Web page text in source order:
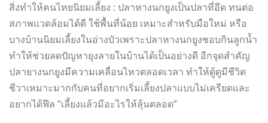
สิ่งทำให้คนไทยนิยมเลี้ยง : ปลาหางนกยูงเป็นปลาที่อึด ทนต่อ
สภาพแวดล้อมได้ดี ใช้พื้นที่น้อย เหมาะสำหรับมือใหม่ หรือ
บางบ้านนิยมเลี้ยงในอ่างบัวเพราะปลาหางนกยูงชอบกินลูกน้ำ
ทำให้ช่วยลดปัญหายุงลายในบ้านได้เป็นอย่างดี อีกจุดสำคัญ
ปลายางนกยูงมีความเคลื่อนไหวตลอดเวลา ทำให้ตู้ดูมีชีวิต
ชีวาเหมาะมากกับคนที่อยากเริ่มเลี้ยงปลาแบบไม่เครียดและ
อยากได้ฟีล “เลี้ยงแล้วมีอะไรให้ลุ้นตลอด”